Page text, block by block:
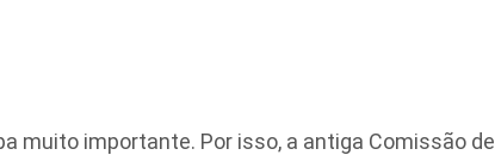
muito importante. Por isso, a antiga Comissão de